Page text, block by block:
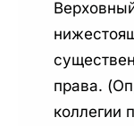
права.
коллегии